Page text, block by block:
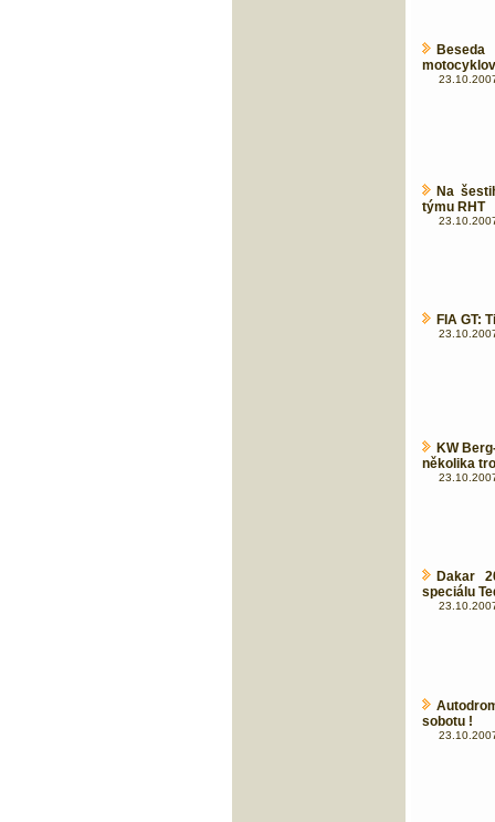
Na
týmu RHT
FIA GT:
KW
několika
Dakar
speciálu
sobotu !